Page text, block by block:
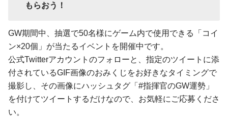
もらおう！
GW期間中、抽選で50名様にゲーム内で使用できる「コイ
ン×20個」が当たるイベントを開催中です。
公式Twitterアカウントのフォローと、指定のツイートに添
付されているGIF画像のおみくじをお好きなタイミングで
撮影し、その画像にハッシュタグ「#指揮官のGW運勢」
を付けてツイートするだけなので、お気軽にご応募くださ
い。